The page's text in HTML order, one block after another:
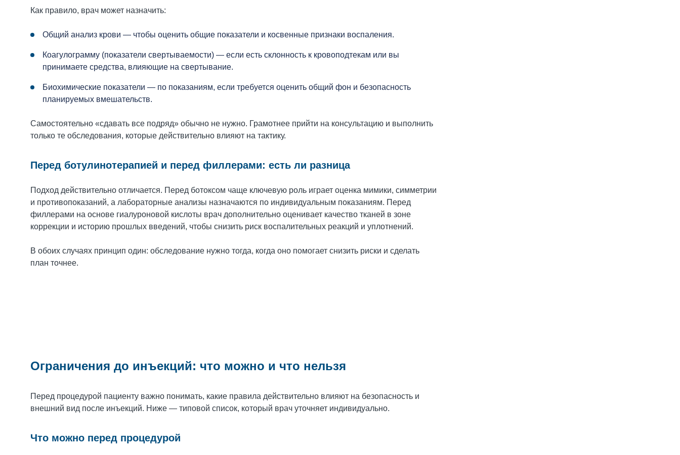
Как правило, врач может назначить:
Общий анализ крови — чтобы оценить общие показатели и косвенные признаки воспаления.
Коагулограмму (показатели свертываемости) — если есть склонность к кровоподтекам или вы
принимаете средства, влияющие на свертывание.
Биохимические показатели — по показаниям, если требуется оценить общий фон и безопасность
планируемых вмешательств.
Самостоятельно «сдавать все подряд» обычно не нужно. Грамотнее прийти на консультацию и выполнить
только те обследования, которые действительно влияют на тактику.
Перед ботулинотерапией и перед филлерами: есть ли разница
Подход действительно отличается. Перед ботоксом чаще ключевую роль играет оценка мимики, симметрии
и противопоказаний, а лабораторные анализы назначаются по индивидуальным показаниям. Перед
филлерами на основе гиалуроновой кислоты врач дополнительно оценивает качество тканей в зоне
коррекции и историю прошлых введений, чтобы снизить риск воспалительных реакций и уплотнений.
В обоих случаях принцип один: обследование нужно тогда, когда оно помогает снизить риски и сделать
план точнее.
Ограничения до инъекций: что можно и что нельзя
Перед процедурой пациенту важно понимать, какие правила действительно влияют на безопасность и
внешний вид после инъекций. Ниже — типовой список, который врач уточняет индивидуально.
Что можно перед процедурой